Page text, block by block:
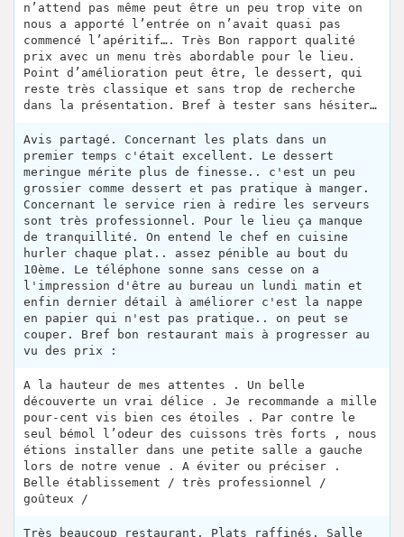
n’attend pas même peut être un peu trop vite on
nous a apporté l’entrée on n’avait quasi pas
commencé l’apéritif…. Très Bon rapport qualité
prix avec un menu très abordable pour le lieu.
Point d’amélioration peut être, le dessert, qui
reste très classique et sans trop de recherche
dans la présentation. Bref à tester sans hésiter…
Avis partagé. Concernant les plats dans un
premier temps c'était excellent. Le dessert
meringue mérite plus de finesse.. c'est un peu
grossier comme dessert et pas pratique à manger.
Concernant le service rien à redire les serveurs
sont très professionnel. Pour le lieu ça manque
de tranquillité. On entend le chef en cuisine
hurler chaque plat.. assez pénible au bout du
10ème. Le téléphone sonne sans cesse on a
l'impression d'être au bureau un lundi matin et
enfin dernier détail à améliorer c'est la nappe
en papier qui n'est pas pratique.. on peut se
couper. Bref bon restaurant mais à progresser au
vu des prix :
A la hauteur de mes attentes . Un belle
découverte un vrai délice . Je recommande a mille
pour-cent vis bien ces étoiles . Par contre le
seul bémol l’odeur des cuissons très forts , nous
étions installer dans une petite salle a gauche
lors de notre venue . A éviter ou préciser .
Belle établissement / très professionnel /
goûteux /
Très beaucoup restaurant. Plats raffinés. Salle